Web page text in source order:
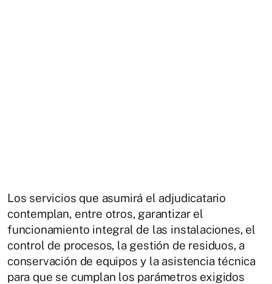
Los servicios que asumirá el adjudicatario
contemplan, entre otros, garantizar el
funcionamiento integral de las instalaciones, el
control de procesos, la gestión de residuos, a
conservación de equipos y la asistencia técnica
para que se cumplan los parámetros exigidos